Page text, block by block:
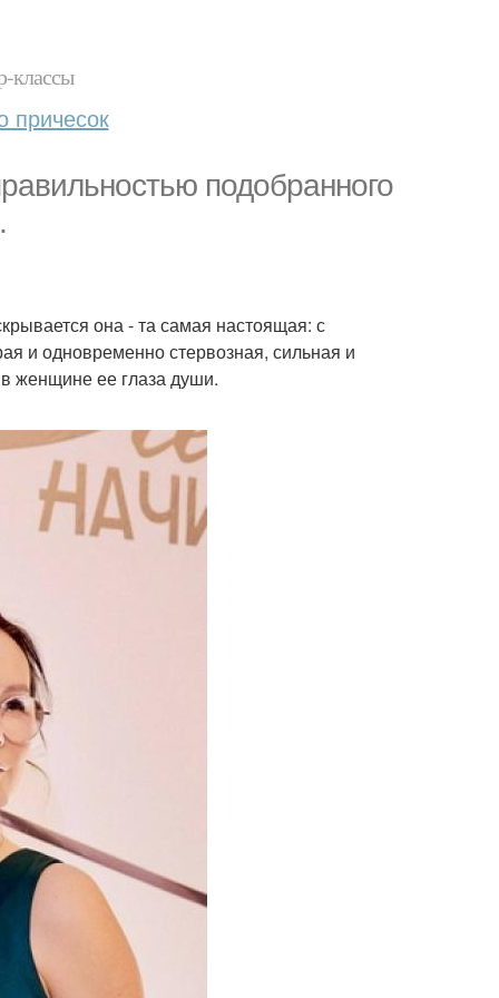
классы
причесок
подобранного
она - та самая настоящая: с
и одновременно стервозная, сильная и
женщине ее глаза души.